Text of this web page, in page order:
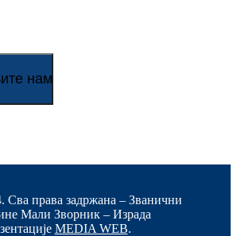
Сва права задржана – Званични
Мали Зворник – Израда
MEDIA WEB.